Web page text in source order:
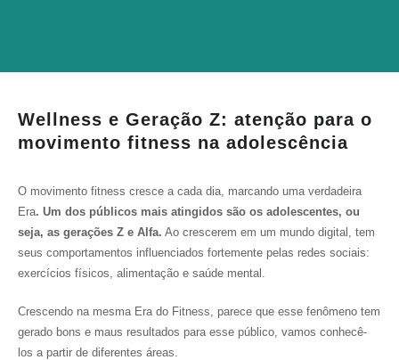
Wellness e Geração Z: atenção para o
movimento fitness na adolescência
O movimento fitness cresce a cada dia, marcando uma verdadeira
Era. Um dos públicos mais atingidos são os adolescentes, ou
seja, as gerações Z e Alfa. Ao crescerem em um mundo digital, tem
seus comportamentos influenciados fortemente pelas redes sociais:
exercícios físicos, alimentação e saúde mental.
Crescendo na mesma Era do Fitness, parece que esse fenômeno tem
gerado bons e maus resultados para esse público, vamos conhecê-
los a partir de diferentes áreas.